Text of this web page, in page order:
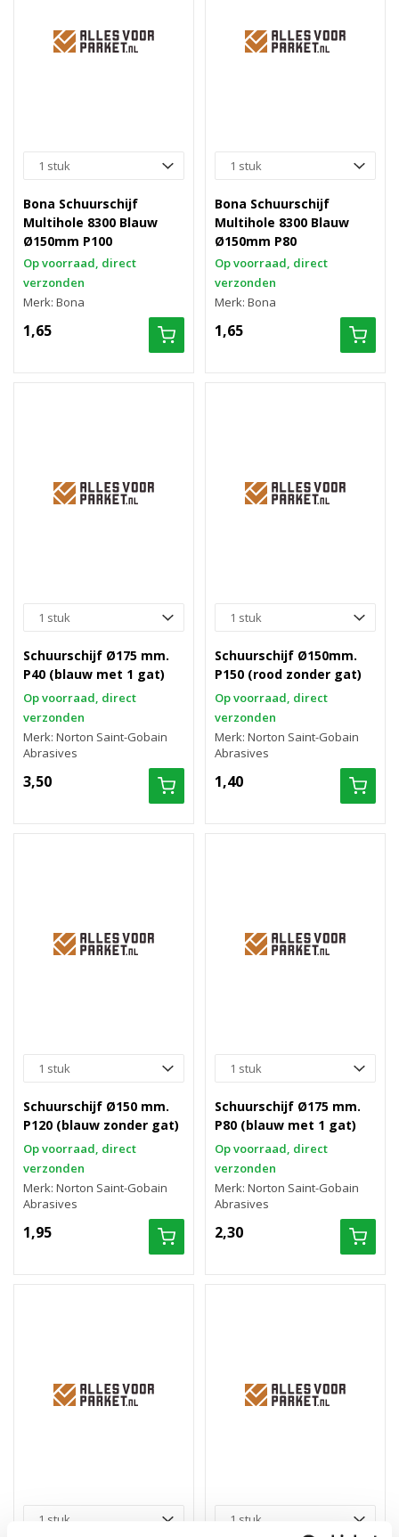
Bona Schuurschijf
Multihole 8300 Blauw
Ø150mm P100
Op voorraad, direct
verzonden
Merk: Bona
1,65
Bona Schuurschijf
Multihole 8300 Blauw
Ø150mm P80
Op voorraad, direct
verzonden
Merk: Bona
1,65
Schuurschijf Ø175 mm.
P40 (blauw met 1 gat)
Op voorraad, direct
verzonden
Merk: Norton Saint-Gobain
Abrasives
3,50
Schuurschijf Ø150mm.
P150 (rood zonder gat)
Op voorraad, direct
verzonden
Merk: Norton Saint-Gobain
Abrasives
1,40
Schuurschijf Ø150 mm.
P120 (blauw zonder gat)
Op voorraad, direct
verzonden
Merk: Norton Saint-Gobain
Abrasives
1,95
Schuurschijf Ø175 mm.
P80 (blauw met 1 gat)
Op voorraad, direct
verzonden
Merk: Norton Saint-Gobain
Abrasives
2,30